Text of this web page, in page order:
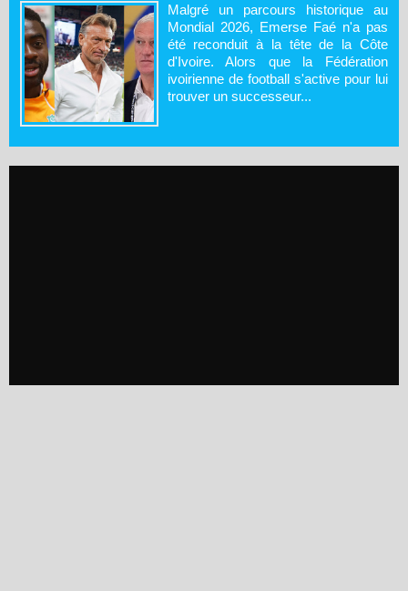
Malgré un parcours historique au
Mondial 2026, Emerse Faé n'a pas
été reconduit à la tête de la Côte
d'Ivoire. Alors que la Fédération
ivoirienne de football s'active pour lui
trouver un successeur...